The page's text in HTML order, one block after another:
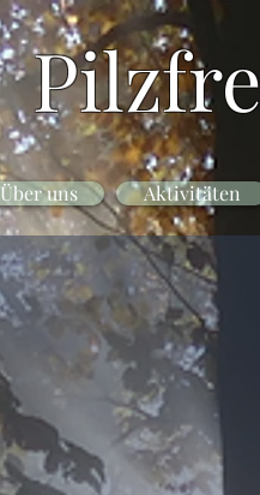
Über uns Aktivitäten